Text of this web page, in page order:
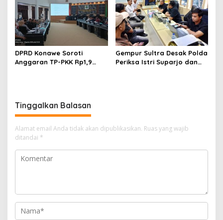
DPRD Konawe Soroti
Anggaran TP-PKK Rp1,9
Gempur Sultra Desak Polda
Periksa Istri Suparjo dan
Tinggalkan Balasan
Alamat email Anda tidak akan dipublikasikan. Ruas yang wajib
ditandai *